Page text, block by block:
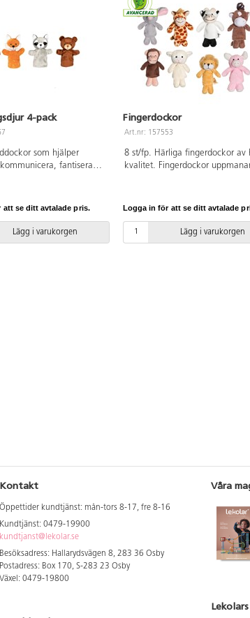
4-pack
som hjälper
fantisera
24-28 cm. Från 1 år.
att se ditt avtalade pris.
Lägg i varukorgen
Fingerdockor
Art.nr: 157553
8 st/fp. Härliga fingerdockor av
kvalitet. Fingerdockor uppmanar
Tillverkade i mjukt
Logga in för att se ditt avtalade
Lägg i varukorgen
Kontakt
Öppettider kundtjänst: mån-tors 8-17, fre 8-16
Kundtjänst: 0479-19900
kundtjanst@lekolar.se
Besöksadress: Hallarydsvägen 8, 283 36 Osby
Postadress: Box 170, S-283 23 Osby
Växel: 0479-19800
Våra